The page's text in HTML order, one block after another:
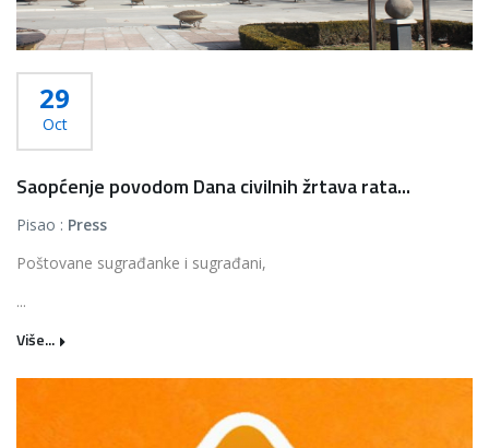
29
Oct
Saopćenje povodom Dana civilnih žrtava rata...
Pisao : Press
Poštovane sugrađanke i sugrađani,
...
Više...